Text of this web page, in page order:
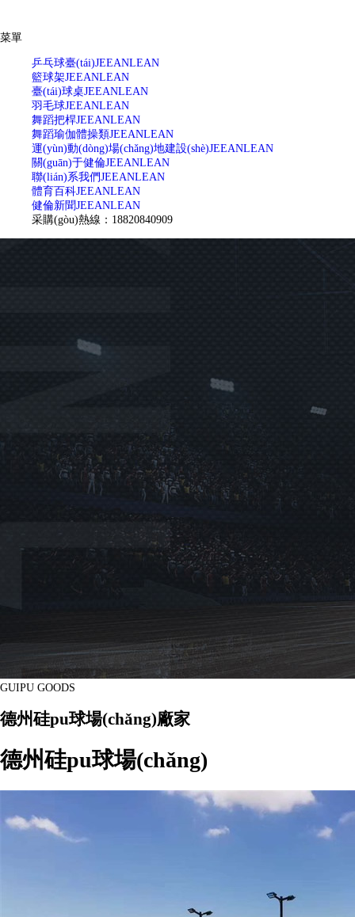
菜單
乒乓球臺(tái)JEEANLEAN
籃球架JEEANLEAN
臺(tái)球桌JEEANLEAN
羽毛球JEEANLEAN
舞蹈把桿JEEANLEAN
舞蹈瑜伽體操類JEEANLEAN
運(yùn)動(dòng)場(chǎng)地建設(shè)JEEANLEAN
關(guān)于健倫JEEANLEAN
聯(lián)系我們JEEANLEAN
體育百科JEEANLEAN
健倫新聞JEEANLEAN
采購(gòu)熱線：18820840909
GUIPU GOODS
德州硅pu球場(chǎng)廠家
德州硅pu球場(chǎng)